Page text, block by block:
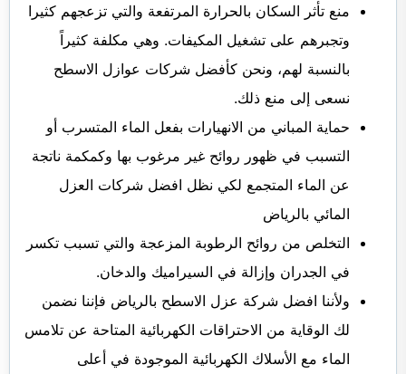
منع تأثر السكان بالحرارة المرتفعة والتي تزعجهم كثيرا
وتجبرهم على تشغيل المكيفات. وهي مكلفة كثيراً
بالنسبة لهم، ونحن كأفضل شركات عوازل الاسطح
نسعى إلى منع ذلك.
حماية المباني من الانهيارات بفعل الماء المتسرب أو
التسبب في ظهور روائح غير مرغوب بها وكمكمة ناتجة
عن الماء المتجمع لكي نظل افضل شركات العزل
المائي بالرياض
التخلص من روائح الرطوبة المزعجة والتي تسبب تكسر
في الجدران وإزالة في السيراميك والدخان.
ولأننا افضل شركة عزل الاسطح بالرياض فإننا نضمن
لك الوقاية من الاحتراقات الكهربائية المتاحة عن تلامس
الماء مع الأسلاك الكهربائية الموجودة في أعلى